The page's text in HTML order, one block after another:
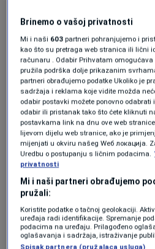
1 ili 2 svježa, neoguljena
Supstrat za orhideje
Saksija za sadnju
Voda
Kako izvesti
krompirom?
Priprema krompira
Temeljno operite krompir
Brinemo o vašoj privatnosti
Mi i naši 603 partneri pohranjujemo i
kao što su pretraga web stranica ili lični
računaru . Odabir Prihvatam
pružila podrška dolje prikazanim
partneri obrađujemo podatke Ukoliko je
sadržaja i reklama koje vidite možda
odabir postavki možete ponovno
odabir ili pristanak tako što ćete kliknuti
postavkama link na dnu ove web
lijevom dijelu web stranice, ako je
mijenjati u okviru našeg Wеб локација.
Uredbu o postupanju s ličnim podacima.
privatnosti
Mi i naši partneri obrađujemo
pružali:
Koristite podatke o tačnoj geolokaciji.
uređaja radi identifikacije. Spremanje
podacima na uređaju. Prilagođeno
oglašavanja i sadržaja, istraživanje
Spisak partnera (pružalaca usluga)